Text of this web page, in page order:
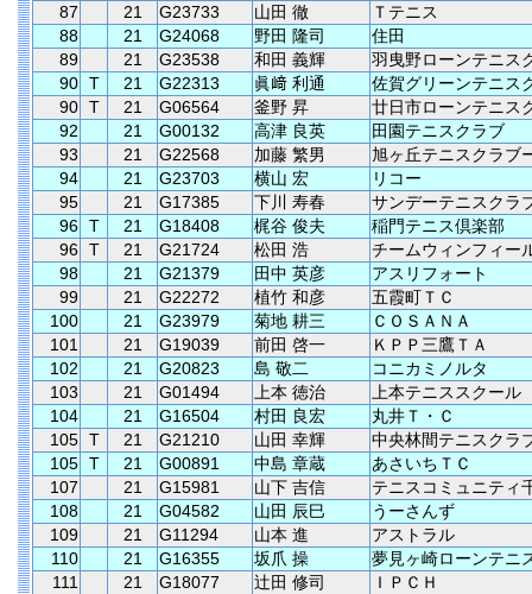
87
21 G23733 山田 徹
Ｔテニス
88
21 G24068 野田 隆司
住田
89
21 G23538 和田 義輝
羽曳野ローンテニス
90 T 21 G22313 眞﨑 利通
佐賀グリーンテニス
90 T 21 G06564 釜野 昇
廿日市ローンテニス
92
21 G00132 高津 良英
田園テニスクラブ
93
21 G22568 加藤 繁男
旭ヶ丘テニスクラブ
94
21 G23703 横山 宏
リコー
95
21 G17385 下川 寿春
サンデーテニスクラ
96 T 21 G18408 梶谷 俊夫
稲門テニス倶楽部
96 T 21 G21724 松田 浩
チームウィンフィー
98
21 G21379 田中 英彦
アスリフォート
99
21 G22272 植竹 和彦
五霞町ＴＣ
100
21 G23979 菊地 耕三
ＣＯＳＡＮＡ
101
21 G19039 前田 啓一
ＫＰＰ三鷹ＴＡ
102
21 G20823 島 敬二
コニカミノルタ
103
21 G01494 上本 徳治
上本テニススクール
104
21 G16504 村田 良宏
丸井Ｔ・Ｃ
105 T 21 G21210 山田 幸輝
中央林間テニスクラ
105 T 21 G00891 中島 章蔵
あさいちＴＣ
107
21 G15981 山下 吉信
テニスコミュニティ
108
21 G04582 山田 辰巳
うーさんず
109
21 G11294 山本 進
アストラル
110
21 G16355 坂爪 操
夢見ヶ崎ローンテニ
111
21 G18077 辻田 修司
ＩＰＣＨ